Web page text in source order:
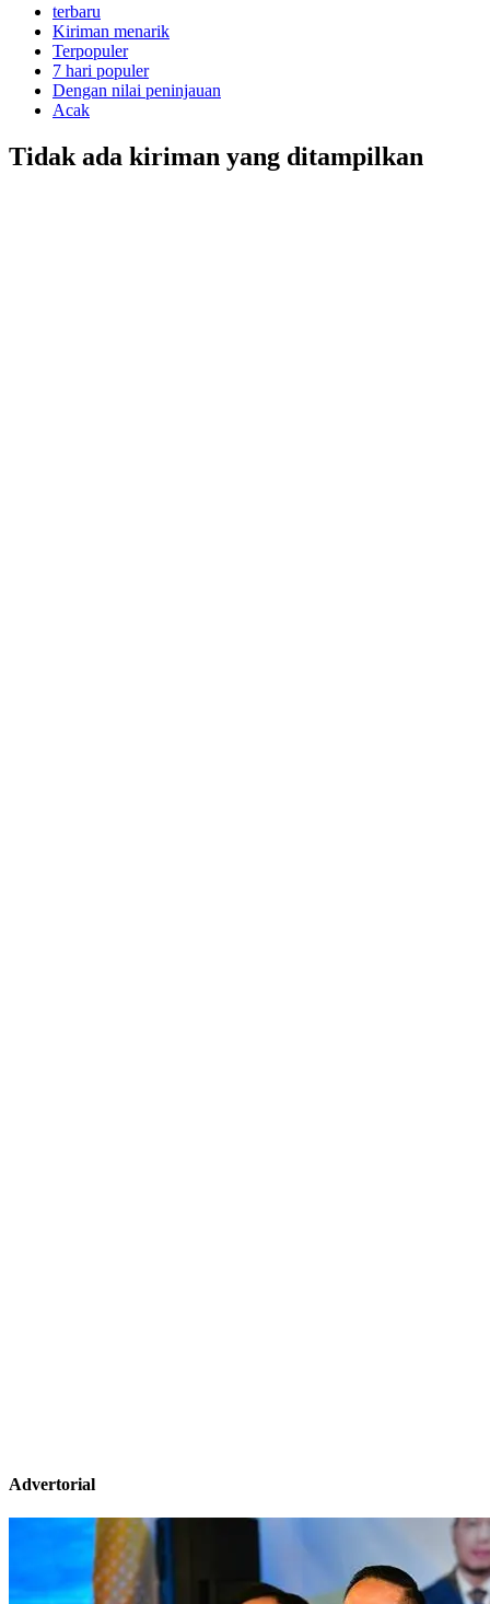
terbaru
Kiriman menarik
Terpopuler
7 hari populer
Dengan nilai peninjauan
Acak
Tidak ada kiriman yang ditampilkan
Advertorial